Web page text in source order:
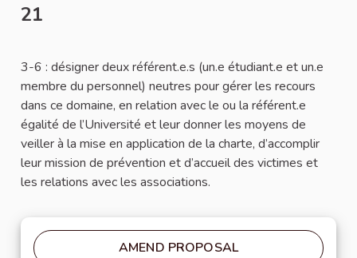
21
3-6 : désigner deux référent.e.s (un.e étudiant.e et un.e
membre du personnel) neutres pour gérer les recours
dans ce domaine, en relation avec le ou la référent.e
égalité de l’Université et leur donner les moyens de
veiller à la mise en application de la charte, d’accomplir
leur mission de prévention et d’accueil des victimes et
les relations avec les associations.
AMEND PROPOSAL